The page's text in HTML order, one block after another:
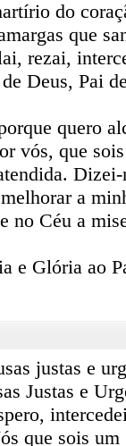
do
que
rezai,
Deus, Pai
quero
vós, que
a
no Céu a
e Glória ao
justas e
Justas e
que sois